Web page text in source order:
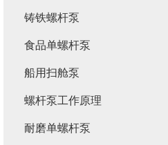
铸铁螺杆泵
食品单螺杆泵
船用扫舱泵
螺杆泵工作原理
耐磨单螺杆泵